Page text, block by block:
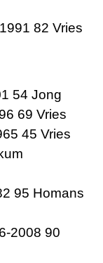
82 Vries
54 Jong
69 Vries
45 Vries
95 Homans
2008 90